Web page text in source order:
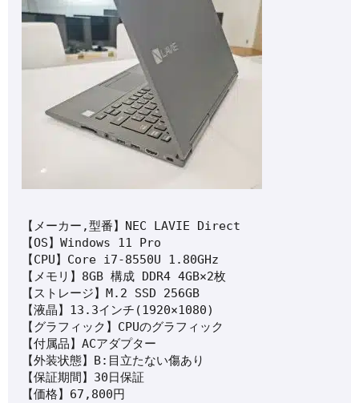
【メーカー,型番】NEC LAVIE Direct
【OS】Windows 11 Pro
【CPU】Core i7-8550U 1.80GHz
【メモリ】8GB 構成 DDR4 4GB×2枚
【ストレージ】M.2 SSD 256GB
【液晶】13.3インチ(1920×1080)
【グラフィック】CPUのグラフィック
【付属品】ACアダプター
【外装状態】B:目立たない傷あり
【保証期間】30日保証
【価格】67,800円